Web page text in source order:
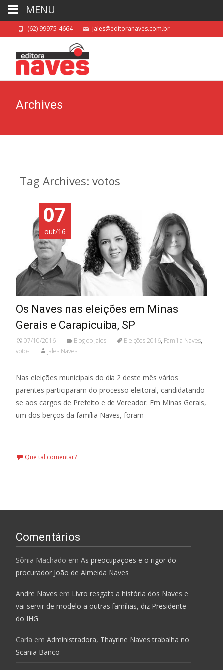
(62) 99975-4664 jales@editoranaves.com.br
Archives
Tag Archives: votos
07
out/16
Os Naves nas eleições em Minas
Gerais e Carapicuíba, SP
07/10/2016 Blog do Jales Eleições 2016, Família Naves,
votos
Jales Naves
Nas eleições municipais do dia 2 deste mês vários
parentes participaram do processo eleitoral, candidatando-
se aos cargos de Prefeito e de Vereador. Em Minas Gerais,
um dos berços da família Naves, foram
Que tal comentar?
Comentários
Sônia Machado em As preocupações e o rigor do
procurador João de Almeida Naves
Andre Naves em Livro resgata a história dos Naves e
vai servir de modelo a outras famílias, diz Presidente
do IHG
Carla em Administradora, Thayrine Naves trabalha no
Scania Banco
MENU